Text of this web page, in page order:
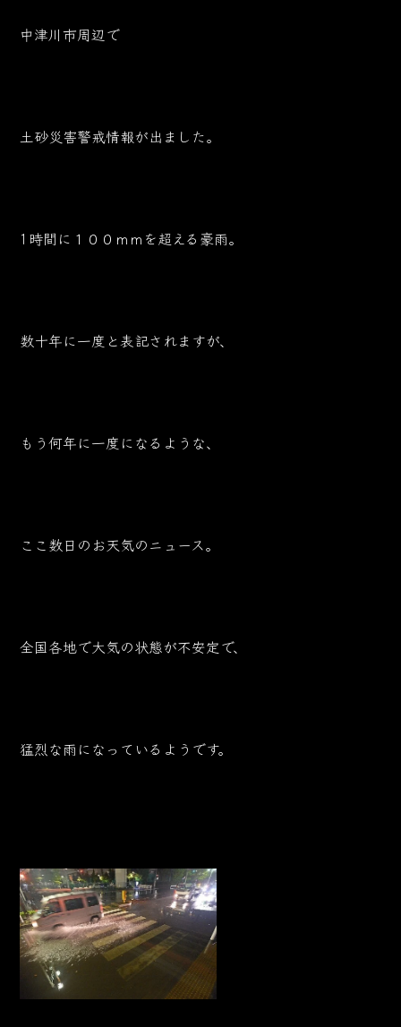
中津川市周辺で
土砂災害警戒情報が出ました。
1時間に１００ｍｍを超える豪雨。
数十年に一度と表記されますが、
もう何年に一度になるような、
ここ数日のお天気のニュース。
全国各地で大気の状態が不安定で、
猛烈な雨になっているようです。